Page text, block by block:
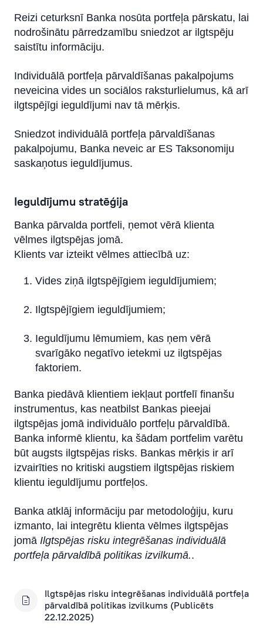
Reizi ceturksnī Banka nosūta portfeļa pārskatu, lai
nodrošinātu pārredzamību sniedzot ar ilgtspēju
saistītu informāciju.
Individuālā portfeļa pārvaldīšanas pakalpojums
neveicina vides un sociālos raksturlielumus, kā arī
ilgtspējīgi ieguldījumi nav tā mērķis.
Sniedzot individuālā portfeļa pārvaldīšanas
pakalpojumu, Banka neveic ar ES Taksonomiju
saskaņotus ieguldījumus.
Ieguldījumu stratēģija
Banka pārvalda portfeli, ņemot vērā klienta
vēlmes ilgtspējas jomā.
Klients var izteikt vēlmes attiecībā uz:
Vides ziņā ilgtspējīgiem ieguldījumiem;
Ilgtspējīgiem ieguldījumiem;
Ieguldījumu lēmumiem, kas ņem vērā
svarīgāko negatīvo ietekmi uz ilgtspējas
faktoriem.
Banka piedāvā klientiem iekļaut portfelī finanšu
instrumentus, kas neatbilst Bankas pieejai
ilgtspējas jomā individuālo portfeļu pārvaldībā.
Banka informē klientu, ka šādam portfelim varētu
būt augsts ilgtspējas risks. Bankas mērķis ir arī
izvairīties no kritiski augstiem ilgtspējas riskiem
klientu ieguldījumu portfeļos.
Banka atklāj informāciju par metodoloģiju, kuru
izmanto, lai integrētu klienta vēlmes ilgtspējas
jomā Ilgtspējas risku integrēšanas individuālā
portfeļa pārvaldībā politikas izvilkumā..
Ilgtspējas risku integrēšanas individuālā portfeļa
pārvaldībā politikas izvilkums (Publicēts
22.12.2025)